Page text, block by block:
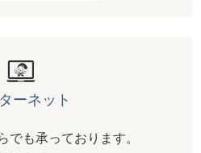
ーネット
でも承っております。